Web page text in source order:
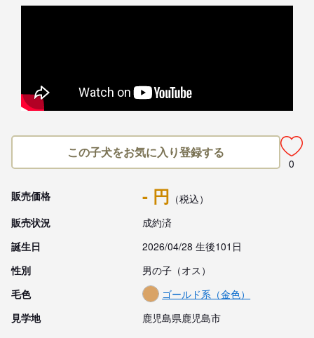
この子犬をお気に入り登録する
0
販売価格 - 円 （税込）
販売状況
成約済
誕生日
2026/04/28 生後101日
性別
男の子（オス）
毛色
ゴールド系（金色）
見学地
鹿児島県鹿児島市